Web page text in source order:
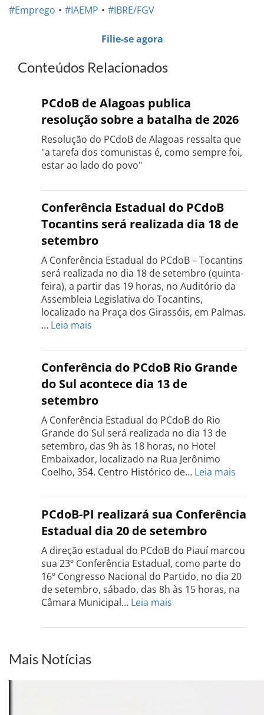
#Emprego #IAEMP #IBRE/FGV
Filie-se agora
Conteúdos Relacionados
PCdoB de Alagoas publica
resolução sobre a batalha de 2026
Resolução do PCdoB de Alagoas ressalta que
"a tarefa dos comunistas é, como sempre foi,
estar ao lado do povo"
Conferência Estadual do PCdoB
Tocantins será realizada dia 18 de
setembro
A Conferência Estadual do PCdoB – Tocantins
será realizada no dia 18 de setembro (quinta-
feira), a partir das 19 horas, no Auditório da
Assembleia Legislativa do Tocantins,
localizado na Praça dos Girassóis, em Palmas.
… Leia mais
Estadual
do
PCdoB
Tocantins
será
realizada
dia
18
de
setembro
Conferência do PCdoB Rio Grande
do Sul acontece dia 13 de
setembro
A Conferência Estadual do PCdoB do Rio
Grande do Sul será realizada no dia 13 de
setembro, das 9h às 18 horas, no Hotel
Embaixador, localizado na Rua Jerônimo
Coelho, 354. Centro Histórico de… Leia mais
do
PCdoB
Rio
do
Sul
dia
PCdoB-PI realizará sua Conferência
Estadual dia 20 de setembro
A direção estadual do PCdoB do Piauí marcou
sua 23º Conferência Estadual, como parte do
16º Congresso Nacional do Partido, no dia 20
de setembro, sábado, das 8h às 15 horas, na
Câmara Municipal… Leia mais
PI
Mais Notícias